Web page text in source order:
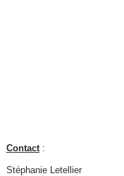
Contact:
Stéphanie Letellier